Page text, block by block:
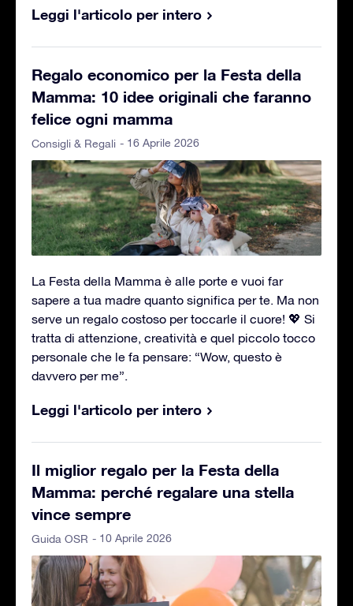
Leggi l'articolo per intero
Regalo economico per la Festa della
Mamma: 10 idee originali che faranno
felice ogni mamma
Consigli & Regali - 16 Aprile 2026
La Festa della Mamma è alle porte e vuoi far
sapere a tua madre quanto significa per te. Ma non
serve un regalo costoso per toccarle il cuore! 💖 Si
tratta di attenzione, creatività e quel piccolo tocco
personale che le fa pensare: “Wow, questo è
davvero per me”.
Leggi l'articolo per intero
Il miglior regalo per la Festa della
Mamma: perché regalare una stella
vince sempre
Guida OSR - 10 Aprile 2026